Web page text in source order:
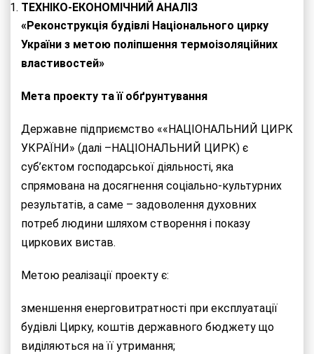
ТЕХНІКО-ЕКОНОМІЧНИЙ АНАЛІЗ
«Реконструкція будівлі Національного цирку
України з метою поліпшення термоізоляційних
властивостей»
Мета проекту та її обґрунтування
Державне підприємство ««НАЦІОНАЛЬНИЙ ЦИРК
УКРАЇНИ» (далі –НАЦІОНАЛЬНИЙ ЦИРК) є
суб’єктом господарської діяльності, яка
спрямована на досягнення соціально-культурних
результатів, а саме – задоволення духовних
потреб людини шляхом створення і показу
циркових вистав.
Метою реалізації проекту є:
зменшення енерговитратності при експлуатації
будівлі Цирку, коштів державного бюджету що
виділяються на її утримання;